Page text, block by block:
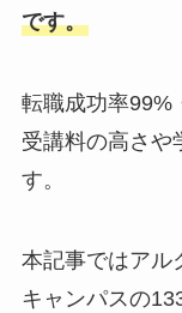
です。
転職成功率99%
受講料の高さや
す。
本記事ではアル
キャンパスの